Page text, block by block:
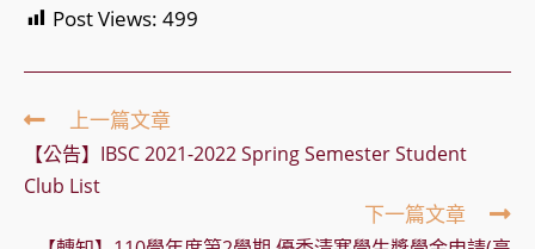
Post Views: 499
Read
more
articles
上一篇文章
【公告】IBSC 2021-2022 Spring Semester Student
Club List
下一篇文章